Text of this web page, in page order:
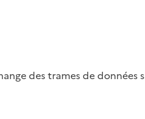
des trames de données